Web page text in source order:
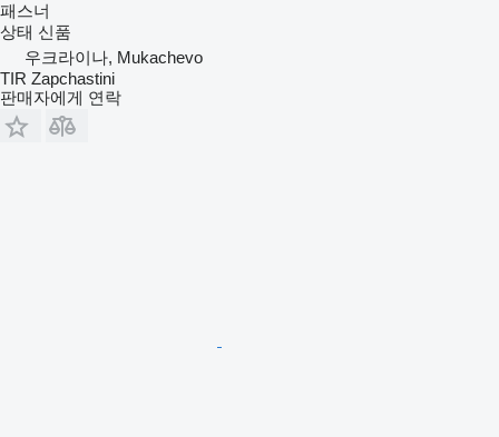
패스너
상태 신품
우크라이나, Mukachevo
TIR Zapchastini
판매자에게 연락